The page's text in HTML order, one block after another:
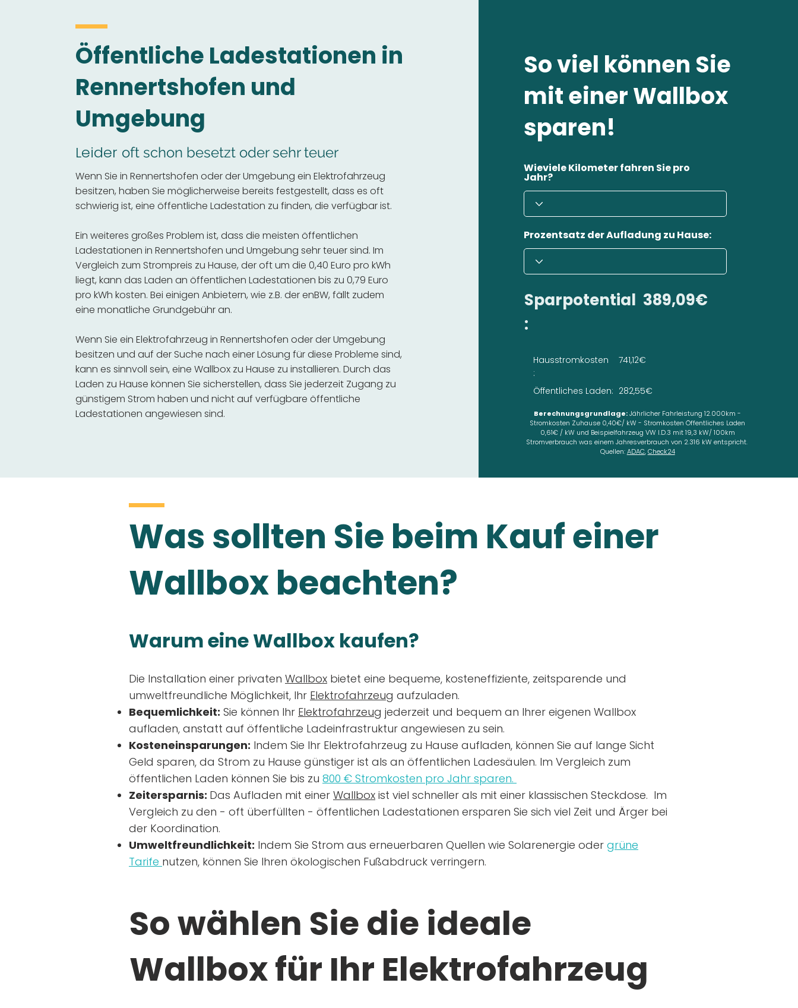
Öffentliche Ladestationen in
Rennertshofen und
Umgebung
Leider oft schon besetzt oder sehr teuer
Wenn Sie in Rennertshofen oder der Umgebung ein Elektrofahrzeug
besitzen, haben Sie möglicherweise bereits festgestellt, dass es oft
schwierig ist, eine öffentliche Ladestation zu finden, die verfügbar ist.
Ein weiteres großes Problem ist, dass die meisten öffentlichen
Ladestationen in Rennertshofen und Umgebung sehr teuer sind. Im
Vergleich zum Strompreis zu Hause, der oft um die 0,40 Euro pro kWh
liegt, kann das Laden an öffentlichen Ladestationen bis zu 0,79 Euro
pro kWh kosten. Bei einigen Anbietern, wie z.B. der enBW, fällt zudem
eine monatliche Grundgebühr an.
Wenn Sie ein Elektrofahrzeug in Rennertshofen oder der Umgebung
besitzen und auf der Suche nach einer Lösung für diese Probleme sind,
kann es sinnvoll sein, eine Wallbox zu Hause zu installieren. Durch das
Laden zu Hause können Sie sicherstellen, dass Sie jederzeit Zugang zu
günstigem Strom haben und nicht auf verfügbare öffentliche
Ladestationen angewiesen sind.
So viel können Sie
mit einer Wallbox
sparen!
Wieviele Kilometer fahren Sie pro
Jahr?
Prozentsatz der Aufladung zu Hause:
Sparpotential
:
389,09€
Hausstromkosten
:
Öffentliches Laden:
741,12€
282,55€
Berechnungsgrundlage:Jährlicher Fahrleistung 12.000km -
Stromkosten Zuhause 0,40€/ kW - Stromkosten Öffentliches Laden
0,61€ / kW und Beispielfahrzeug VW I.D.3 mit 19,3 kW/ 100km
Stromverbrauch was einem Jahresverbrauch von 2.316 kW entspricht.
Quellen:ADAC,Check24
Was sollten Sie beim Kauf einer
Wallbox beachten?
Warum eine Wallbox kaufen?
Die Installation einer privaten Wallbox bietet eine bequeme, kosteneffiziente, zeitsparende und
umweltfreundliche Möglichkeit, Ihr Elektrofahrzeug aufzuladen.
Bequemlichkeit: Sie können Ihr Elektrofahrzeug jederzeit und bequem an Ihrer eigenen Wallbox
aufladen, anstatt auf öffentliche Ladeinfrastruktur angewiesen zu sein.
Kosteneinsparungen: Indem Sie Ihr Elektrofahrzeug zu Hause aufladen, können Sie auf lange Sicht
Geld sparen, da Strom zu Hause günstiger ist als an öffentlichen Ladesäulen. Im Vergleich zum
öffentlichen Laden können Sie bis zu 800 € Stromkosten pro Jahr sparen.
Zeitersparnis: Das Aufladen mit einer Wallbox ist viel schneller als mit einer klassischen Steckdose. Im
Vergleich zu den - oft überfüllten - öffentlichen Ladestationen ersparen Sie sich viel Zeit und Ärger bei
der Koordination.
Umweltfreundlichkeit: Indem Sie Strom aus erneuerbaren Quellen wie Solarenergie oder grüne
Tarife nutzen, können Sie Ihren ökologischen Fußabdruck verringern.
So wählen Sie die ideale
Wallbox für Ihr Elektrofahrzeug